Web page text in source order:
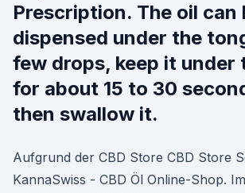
Prescription. The oil can
dispensed under the
few drops, keep it under
for about 15 to 30
then swallow it.
Aufgrund der CBD Store CBD Store
KannaSwiss - CBD Öl Online-Shop.